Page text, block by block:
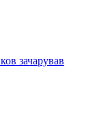
зачарував